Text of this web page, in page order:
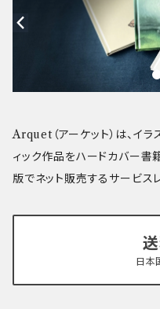
Arquet（アーケット）は、イラ
ィック作品をハードカバー書
版でネット販売するサービス
日本